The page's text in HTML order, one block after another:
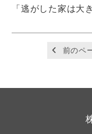
「逃がした家は大
前のペ